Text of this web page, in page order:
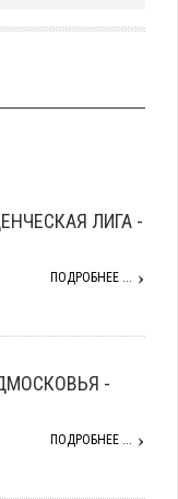
ЛИГА -
ПОДРОБНЕЕ ...
-
ПОДРОБНЕЕ ...